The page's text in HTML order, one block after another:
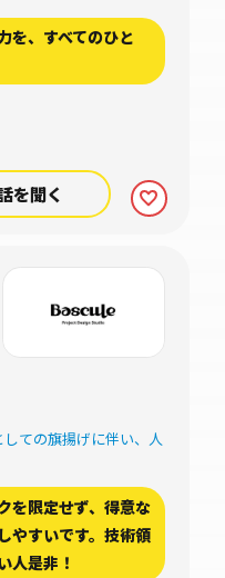
を、すべてのひと
を聞く
ての旗揚げに伴い、人
を限定せず、得意な
やすいです。技術領
人是非！